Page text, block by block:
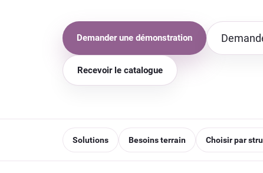
Demander une démonstration
Recevoir le catalogue
Solutions Besoins terrain Choisir par